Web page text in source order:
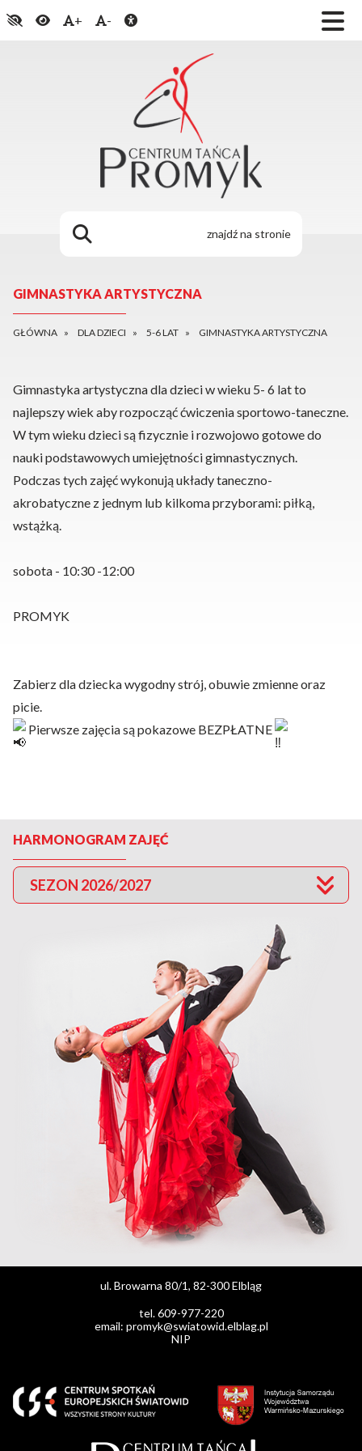
+ -
GIMNASTYKA ARTYSTYCZNA
GŁÓWNA DLA DZIECI 5-6 LAT GIMNASTYKA ARTYSTYCZNA
Gimnastyka artystyczna dla dzieci w wieku 5- 6 lat to
najlepszy wiek aby rozpocząć ćwiczenia sportowo-taneczne.
W tym wieku dzieci są fizycznie i rozwojowo gotowe do
nauki podstawowych umiejętności gimnastycznych.
Podczas tych zajęć wykonują układy taneczno-
akrobatyczne z jednym lub kilkoma przyborami: piłką,
wstążką.
sobota - 10:30 -12:00
PROMYK
Zabierz dla dziecka wygodny strój, obuwie zmienne oraz
picie.
Pierwsze zajęcia są pokazowe BEZPŁATNE
HARMONOGRAM ZAJĘĆ
SEZON 2026/2027
ul. Browarna 80/1, 82-300 Elbląg
tel. 609-977-220
email: promyk@swiatowid.elblag.pl
NIP